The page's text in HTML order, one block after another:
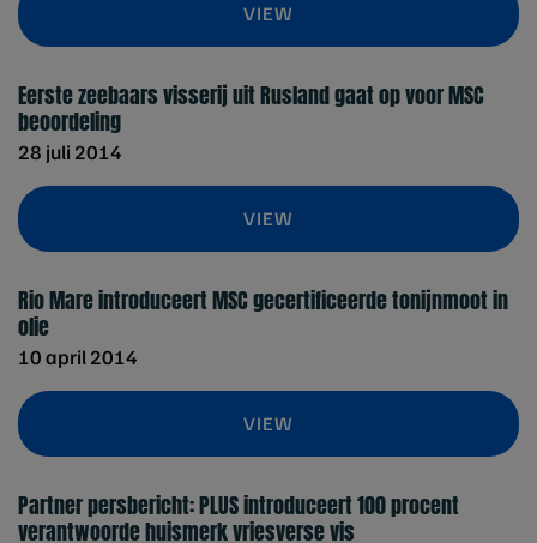
VIEW
Eerste zeebaars visserij uit Rusland gaat op voor MSC
beoordeling
28 juli 2014
VIEW
Rio Mare introduceert MSC gecertificeerde tonijnmoot in
olie
10 april 2014
VIEW
Partner persbericht: PLUS introduceert 100 procent
verantwoorde huismerk vriesverse vis